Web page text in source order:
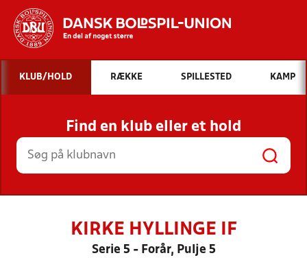
Hvad vil du søge efter?
INDHOLD OG NYHEDER
STILLINGER, RESULTATER, KLUBBER OG
HOLD
KLUB/HOLD RÆKKE SPILLESTED KAMP
Find en klub eller et hold
KIRKE HYLLINGE IF
Serie 5 - Forår, Pulje 5